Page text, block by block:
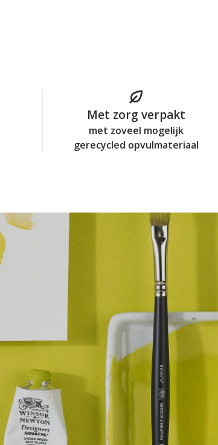
Met zorg verpakt
met zoveel mogelijk
gerecycled opvulmateriaal